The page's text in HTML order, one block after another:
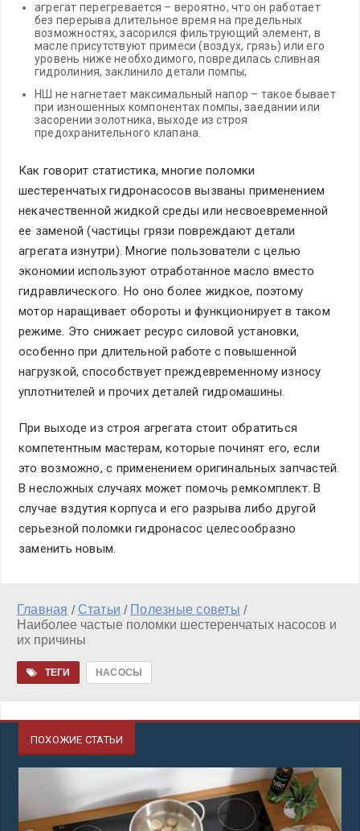
агрегат перегревается – вероятно, что он работает
без перерыва длительное время на предельных
возможностях, засорился фильтрующий элемент, в
масле присутствуют примеси (воздух, грязь) или его
уровень ниже необходимого, повредилась сливная
гидролиния, заклинило детали помпы;
НШ не нагнетает максимальный напор – такое бывает
при изношенных компонентах помпы, заедании или
засорении золотника, выходе из строя
предохранительного клапана.
Как говорит статистика, многие поломки
шестеренчатых гидронасосов вызваны применением
некачественной жидкой среды или несвоевременной
ее заменой (частицы грязи повреждают детали
агрегата изнутри). Многие пользователи с целью
экономии используют отработанное масло вместо
гидравлического. Но оно более жидкое, поэтому
мотор наращивает обороты и функционирует в таком
режиме. Это снижает ресурс силовой установки,
особенно при длительной работе с повышенной
нагрузкой, способствует преждевременному износу
уплотнителей и прочих деталей гидромашины.
При выходе из строя агрегата стоит обратиться
компетентным мастерам, которые починят его, если
это возможно, с применением оригинальных запчастей.
В несложных случаях может помочь ремкомплект. В
случае вздутия корпуса и его разрыва либо другой
серьезной поломки гидронасос целесообразно
заменить новым.
Главная / Статьи / Полезные советы /
Наиболее частые поломки шестеренчатых насосов и
их причины
ТЕГИ НАСОСЫ
ПОХОЖИЕ СТАТЬИ